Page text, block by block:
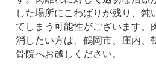
した場所にこわばりが残り、鈍
てしまう可能性がございます。
消したい方は、鶴岡市、庄内、
骨院へお越しください。